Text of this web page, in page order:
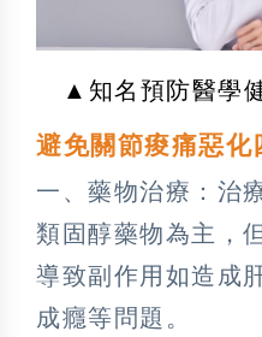
▲知名預防醫學
避免關節痠痛惡化
一、藥物治療：治
類固醇藥物為主，
導致副作用如造成
成癮等問題。